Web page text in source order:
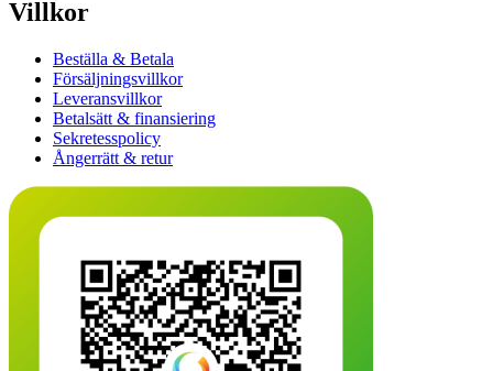
Villkor
Beställa & Betala
Försäljningsvillkor
Leveransvillkor
Betalsätt & finansiering
Sekretesspolicy
Ångerrätt & retur